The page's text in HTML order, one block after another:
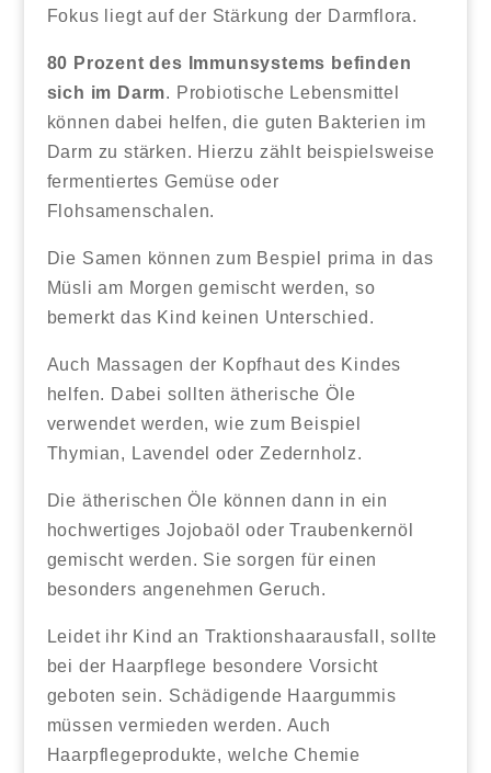
Fokus liegt auf der Stärkung der Darmflora.
80 Prozent des Immunsystems befinden
sich im Darm. Probiotische Lebensmittel
können dabei helfen, die guten Bakterien im
Darm zu stärken. Hierzu zählt beispielsweise
fermentiertes Gemüse oder
Flohsamenschalen.
Die Samen können zum Bespiel prima in das
Müsli am Morgen gemischt werden, so
bemerkt das Kind keinen Unterschied.
Auch Massagen der Kopfhaut des Kindes
helfen. Dabei sollten ätherische Öle
verwendet werden, wie zum Beispiel
Thymian, Lavendel oder Zedernholz.
Die ätherischen Öle können dann in ein
hochwertiges Jojobaöl oder Traubenkernöl
gemischt werden. Sie sorgen für einen
besonders angenehmen Geruch.
Leidet ihr Kind an Traktionshaarausfall, sollte
bei der Haarpflege besondere Vorsicht
geboten sein. Schädigende Haargummis
müssen vermieden werden. Auch
Haarpflegeprodukte, welche Chemie